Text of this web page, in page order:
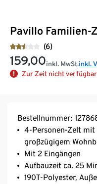
Pavillo Familien-
(6)
159,00inkl. MwSt.inkl.
Zur Zeit nicht verfügbar
Bestellnummer:
4-Personen-Zelt mit
großzügigem
Mit 2 Eingängen
Aufbauzeit ca. 25
190T-Polyester,